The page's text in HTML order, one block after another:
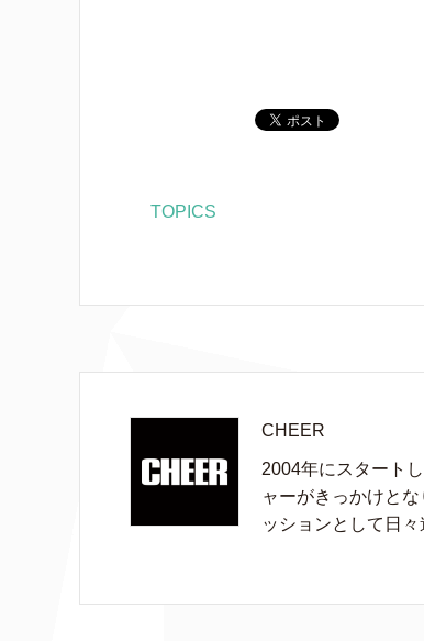
TOPICS
CHEER
2004年にスタート
ャーがきっかけと
ッションとして日